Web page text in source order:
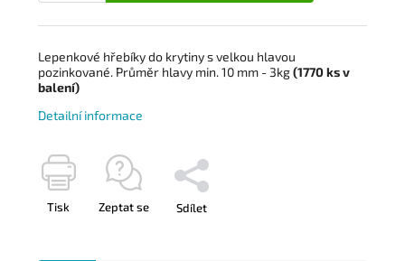
Lepenkové hřebíky do krytiny s velkou hlavou
pozinkované. Průměr hlavy min. 10 mm - 3kg(1770ksv
balení)
Detailní informace
Tisk Zeptat se Sdílet